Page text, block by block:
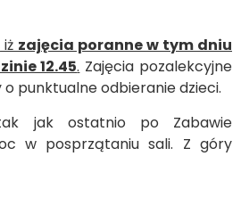
zajęcia poranne w tym dniu
12.45. Zajęcia pozalekcyjne
o punktualne odbieranie dzieci.
jak ostatnio po Zabawie
w posprzątaniu sali. Z góry